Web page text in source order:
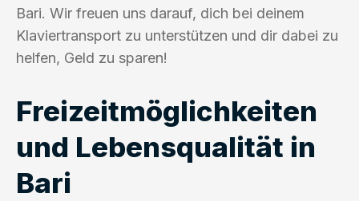
Bari. Wir freuen uns darauf, dich bei deinem
Klaviertransport zu unterstützen und dir dabei zu
helfen, Geld zu sparen!
Freizeitmöglichkeiten
und Lebensqualität in
Bari